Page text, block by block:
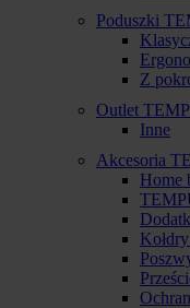
Poduszki
Z
Outlet
Inne
Akcesoria
Home